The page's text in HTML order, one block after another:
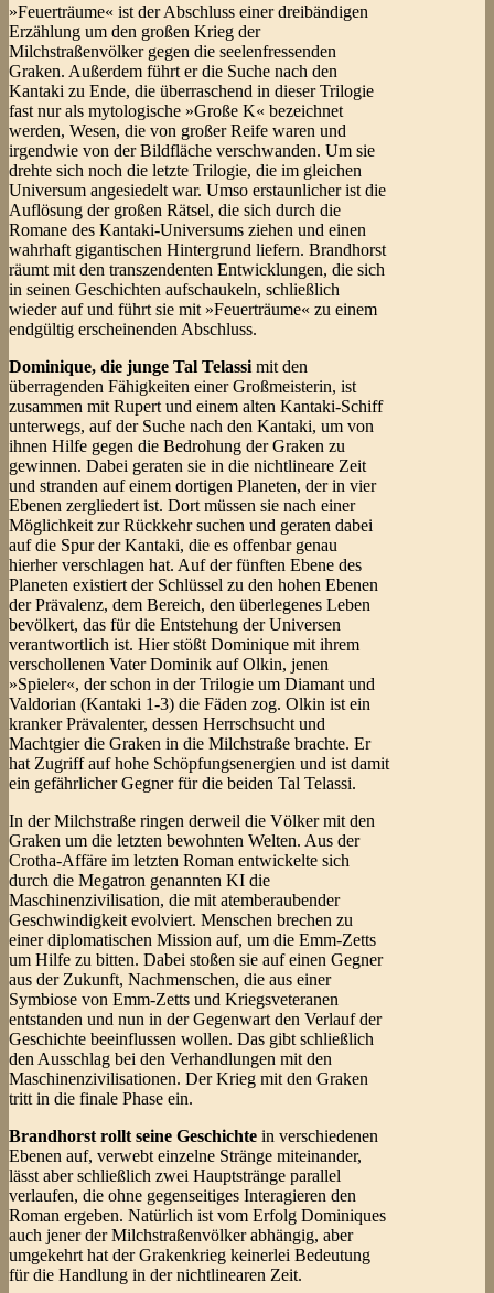
»Feuerträume« ist der Abschluss einer dreibändigen
Erzählung um den großen Krieg der
Milchstraßenvölker gegen die seelenfressenden
Graken. Außerdem führt er die Suche nach den
Kantaki zu Ende, die überraschend in dieser Trilogie
fast nur als mytologische »Große K« bezeichnet
werden, Wesen, die von großer Reife waren und
irgendwie von der Bildfläche verschwanden. Um sie
drehte sich noch die letzte Trilogie, die im gleichen
Universum angesiedelt war. Umso erstaunlicher ist die
Auflösung der großen Rätsel, die sich durch die
Romane des Kantaki-Universums ziehen und einen
wahrhaft gigantischen Hintergrund liefern. Brandhorst
räumt mit den transzendenten Entwicklungen, die sich
in seinen Geschichten aufschaukeln, schließlich
wieder auf und führt sie mit »Feuerträume« zu einem
endgültig erscheinenden Abschluss.
Dominique, die junge Tal Telassi mit den
überragenden Fähigkeiten einer Großmeisterin, ist
zusammen mit Rupert und einem alten Kantaki-Schiff
unterwegs, auf der Suche nach den Kantaki, um von
ihnen Hilfe gegen die Bedrohung der Graken zu
gewinnen. Dabei geraten sie in die nichtlineare Zeit
und stranden auf einem dortigen Planeten, der in vier
Ebenen zergliedert ist. Dort müssen sie nach einer
Möglichkeit zur Rückkehr suchen und geraten dabei
auf die Spur der Kantaki, die es offenbar genau
hierher verschlagen hat. Auf der fünften Ebene des
Planeten existiert der Schlüssel zu den hohen Ebenen
der Prävalenz, dem Bereich, den überlegenes Leben
bevölkert, das für die Entstehung der Universen
verantwortlich ist. Hier stößt Dominique mit ihrem
verschollenen Vater Dominik auf Olkin, jenen
»Spieler«, der schon in der Trilogie um Diamant und
Valdorian (Kantaki 1-3) die Fäden zog. Olkin ist ein
kranker Prävalenter, dessen Herrschsucht und
Machtgier die Graken in die Milchstraße brachte. Er
hat Zugriff auf hohe Schöpfungsenergien und ist damit
ein gefährlicher Gegner für die beiden Tal Telassi.
In der Milchstraße ringen derweil die Völker mit den
Graken um die letzten bewohnten Welten. Aus der
Crotha-Affäre im letzten Roman entwickelte sich
durch die Megatron genannten KI die
Maschinenzivilisation, die mit atemberaubender
Geschwindigkeit evolviert. Menschen brechen zu
einer diplomatischen Mission auf, um die Emm-Zetts
um Hilfe zu bitten. Dabei stoßen sie auf einen Gegner
aus der Zukunft, Nachmenschen, die aus einer
Symbiose von Emm-Zetts und Kriegsveteranen
entstanden und nun in der Gegenwart den Verlauf der
Geschichte beeinflussen wollen. Das gibt schließlich
den Ausschlag bei den Verhandlungen mit den
Maschinenzivilisationen. Der Krieg mit den Graken
tritt in die finale Phase ein.
Brandhorst rollt seine Geschichte in verschiedenen
Ebenen auf, verwebt einzelne Stränge miteinander,
lässt aber schließlich zwei Hauptstränge parallel
verlaufen, die ohne gegenseitiges Interagieren den
Roman ergeben. Natürlich ist vom Erfolg Dominiques
auch jener der Milchstraßenvölker abhängig, aber
umgekehrt hat der Grakenkrieg keinerlei Bedeutung
für die Handlung in der nichtlinearen Zeit.